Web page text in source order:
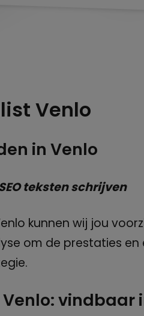
Venlo
in Venlo
teksten schrijven
kunnen wij jou
om de prestaties
Venlo: vindbaar